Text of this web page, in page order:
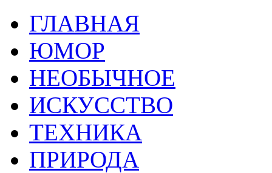
ГЛАВНАЯ
ЮМОР
НЕОБЫЧНОЕ
ИСКУССТВО
ТЕХНИКА
ПРИРОДА